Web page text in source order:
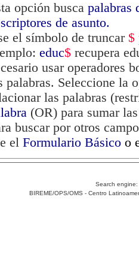
opción buscapalabras
de asunto.
el símbolo de truncar $
educ$ recupera
usar operadores
palabras. Seleccione la
las palabras
(OR) para sumar
buscar por otros
elFormulario Básicoo
Search engine:
BIREME/OPS/OMS - Centro